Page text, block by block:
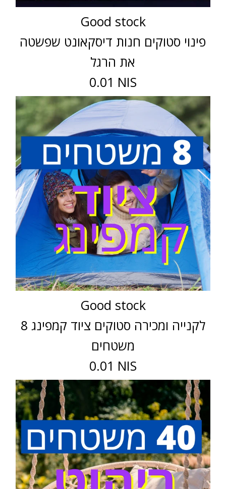
Good stock
פינוי סטוקים חנות דיסקאונט שפשטה
את הרגל
0.01 NIS
Good stock
לקנייה ומכירה סטוקים ציוד קמפינג 8
משטחים
0.01 NIS